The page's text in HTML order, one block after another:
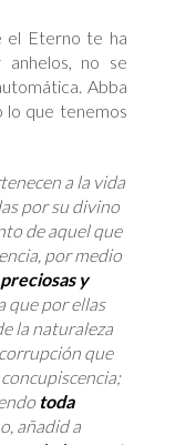
el Eterno te ha
no se
Abba
lo que tenemos
a la vida
por su divino
de aquel que
por medio
preciosas y
que por ellas
la naturaleza
que
toda
añadid a